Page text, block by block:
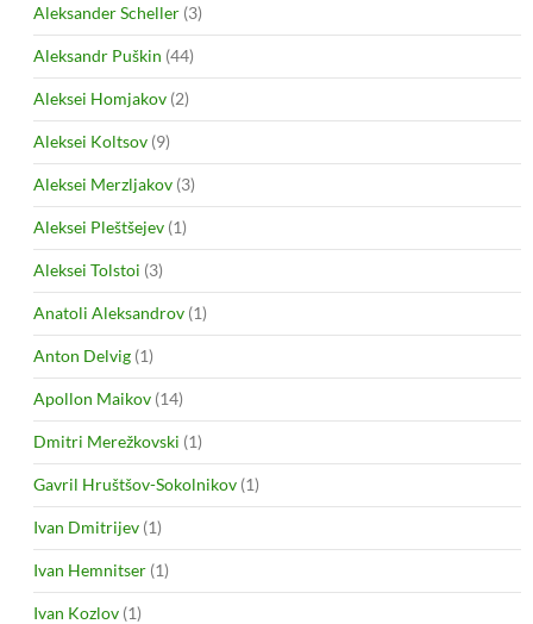
Aleksander Scheller (3)
Aleksandr Puškin (44)
Aleksei Homjakov (2)
Aleksei Koltsov (9)
Aleksei Merzljakov (3)
Aleksei Pleštšejev (1)
Aleksei Tolstoi (3)
Anatoli Aleksandrov (1)
Anton Delvig (1)
Apollon Maikov (14)
Dmitri Merežkovski (1)
Gavril Hruštšov-Sokolnikov (1)
Ivan Dmitrijev (1)
Ivan Hemnitser (1)
Ivan Kozlov (1)